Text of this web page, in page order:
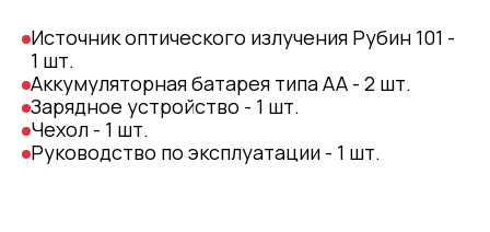
Источник оптического излучения Рубин 101 -
1 шт.
Аккумуляторная батарея типа АА - 2 шт.
Зарядное устройство - 1 шт.
Чехол - 1 шт.
Руководство по эксплуатации - 1 шт.